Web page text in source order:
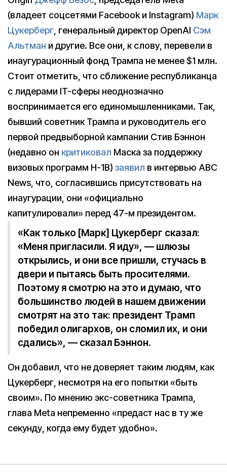
(владеет соцсетями Facebook и Instagram) Марк
Цукерберг, генеральный директор OpenAI Сэм
Альтман и другие. Все они, к слову, перевели в
инаугурационный фонд Трампа не менее $1 млн.
Стоит отметить, что сближение республиканца
с лидерами IT-сферы неоднозначно
воспринимается его единомышленниками. Так,
бывший советник Трампа и руководитель его
первой предвыборной кампании Стив Бэннон
(недавно он критиковал Маска за поддержку
визовых программ H-1B) заявил в интервью ABC
News, что, согласившись присутствовать на
инаугурации, они «официально
капитулировали» перед 47-м президентом.
«Как только [Марк] Цукерберг сказал:
«Меня пригласили. Я иду», — шлюзы
открылись, и они все пришли, стучась в
двери и пытаясь быть просителями.
Поэтому я смотрю на это и думаю, что
большинство людей в нашем движении
смотрят на это так: президент Трамп
победил олигархов, он сломил их, и они
сдались», — сказал Бэннон.
Он добавил, что не доверяет таким людям, как
Цукерберг, несмотря на его попытки «быть
своим». По мнению экс-советника Трампа,
глава Meta непременно «предаст нас в ту же
секунду, когда ему будет удобно».